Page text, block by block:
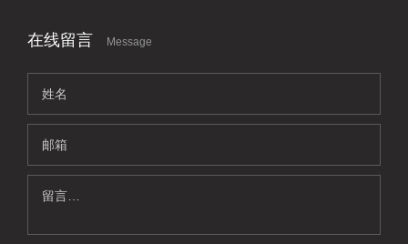
在线留言 Message